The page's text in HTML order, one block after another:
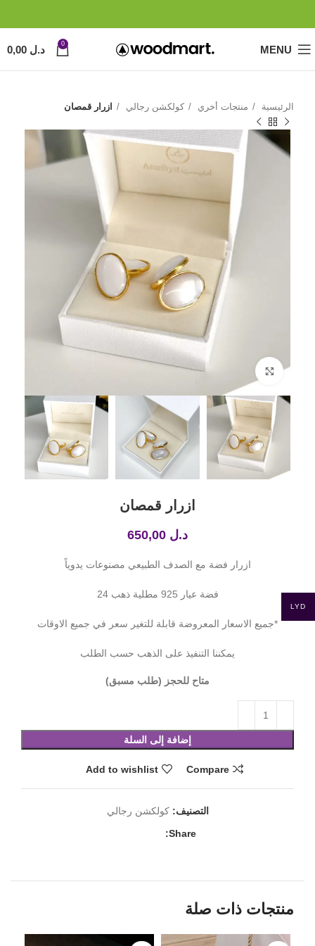
MENU
0 د.ل
الرئيسية منتجات أخري كولكشن رجالي ازرار قمصان
Click to enlarge
ازرار قمصان
د.ل
ازرار فضة مع الصدف الطبيعي مصنوعات يدوياً
فضة عيار 925 مطلية ذهب 24
*جميع الاسعار المعروضة قابلة للتغير سعر في جميع الاوقات
يمكننا التنفيذ على الذهب حسب الطلب
متاح للحجز (طلب مسبق)
إضافة إلى السلة
Compare
Add to wishlist
التصنيف: كولكشن رجالي
Share:
منتجات ذات صلة
LYD